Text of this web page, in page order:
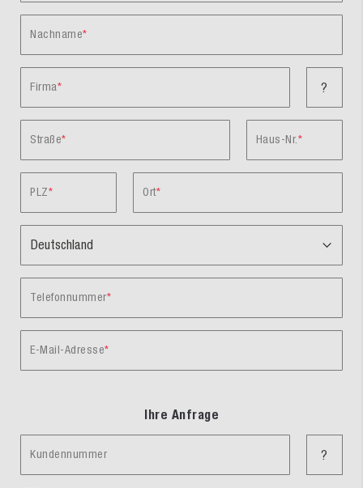
Nachname
Firma ?
Straße Haus-Nr.
PLZ Ort
Telefonnummer
E-Mail-Adresse
Ihre Anfrage
Kundennummer ?